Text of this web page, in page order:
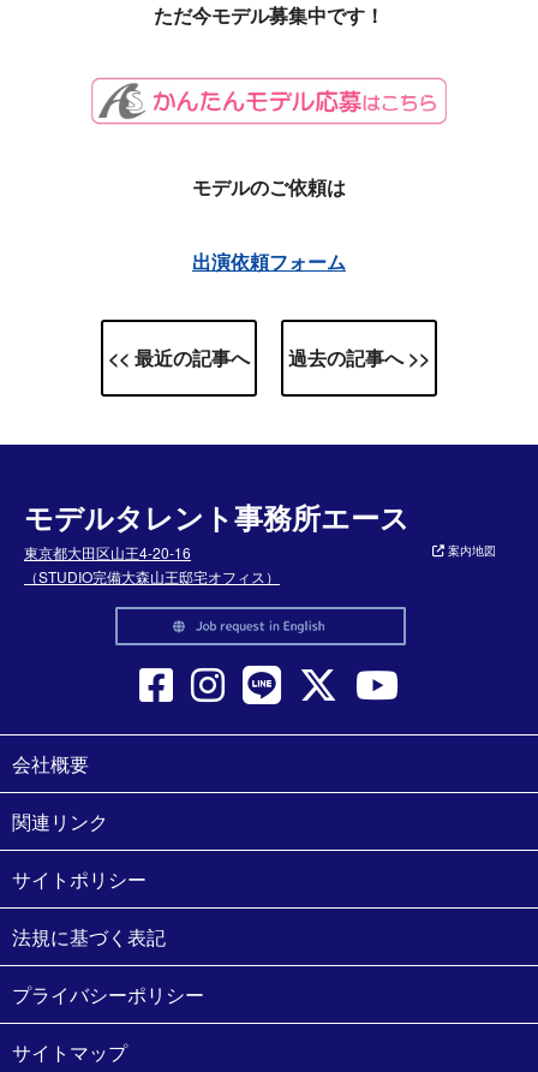
ただ今モデル募集中です！
モデルのご依頼は
出演依頼フォーム
<< 最近の記事へ 過去の記事へ >>
モデルタレント事務所エース
東京都大田区山王4-20-16
（STUDIO完備大森山王邸宅オフィス）
案内地図
会社概要
関連リンク
サイトポリシー
法規に基づく表記
プライバシーポリシー
サイトマップ